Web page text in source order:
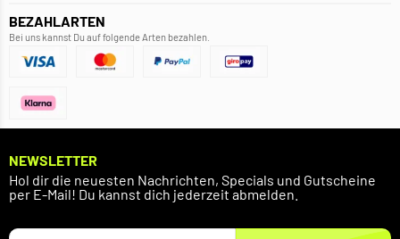
BEZAHLARTEN
Bei uns kannst Du auf folgende Arten bezahlen.
NEWSLETTER
Hol dir die neuesten Nachrichten, Specials und Gutscheine
per E-Mail! Du kannst dich jederzeit abmelden.